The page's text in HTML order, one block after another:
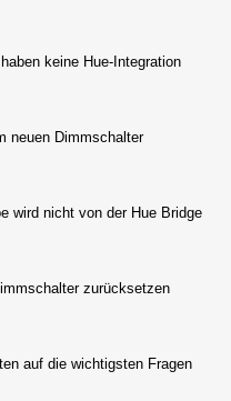
keine Hue-Integration
neuen Dimmschalter
wird nicht von der Hue Bridge
zurücksetzen
auf die wichtigsten Fragen